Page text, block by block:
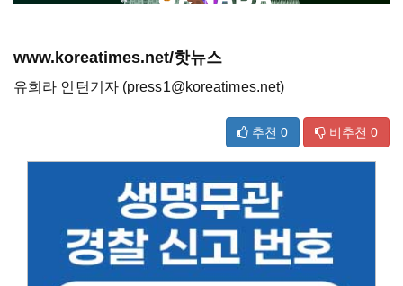
www.koreatimes.net/핫뉴스
유희라 인턴기자 (press1@koreatimes.net)
추천 0 비추천 0